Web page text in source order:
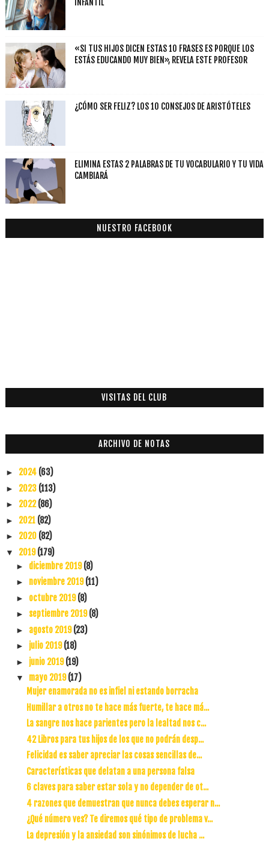
INFANTIL
«SI TUS HIJOS DICEN ESTAS 10 FRASES ES PORQUE LOS
ESTÁS EDUCANDO MUY BIEN», REVELA ESTE PROFESOR
¿CÓMO SER FELIZ? LOS 10 CONSEJOS DE ARISTÓTELES
ELIMINA ESTAS 2 PALABRAS DE TU VOCABULARIO Y TU VIDA
CAMBIARÁ
NUESTRO FACEBOOK
VISITAS DEL CLUB
ARCHIVO DE NOTAS
► 2024 (63)
► 2023 (113)
► 2022(86)
► 2021 (82)
► 2020 (82)
▼ 2019(179)
► diciembre 2019(8)
► noviembre 2019(11)
► octubre 2019(8)
► septiembre 2019(8)
► agosto 2019(23)
► julio 2019(18)
► junio 2019(19)
▼ mayo 2019(17)
Mujer enamorada no es infiel ni estando borracha
Humillar a otros no te hace más fuerte, te hace má...
La sangre nos hace parientes pero la lealtad nos c...
42 Libros para tus hijos de los que no podrán desp...
Felicidad es saber apreciar las cosas sencillas de...
Características que delatan a una persona falsa
6 claves para saber estar sola y no depender de ot...
4 razones que demuestran que nunca debes esperar n...
¿Qué número ves? Te diremos qué tipo de problema v...
La depresión y la ansiedad son sinónimos de lucha ...